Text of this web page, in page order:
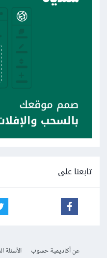
تابعنا على
عن أكاديمية حسوب الأسئلة